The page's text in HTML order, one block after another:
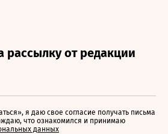
я даю свое согласие получать письма
что ознакомился и принимаю
данных